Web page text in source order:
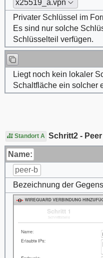
x25519_a.vpn
Privater Schlüssel im
Es sind nur solche
Schlüsselteil verfügen.
Liegt noch kein lokaler
Schaltfläche ein solcher
Standort A Schritt2 - Peer
Name:
peer-b
Bezeichnung der